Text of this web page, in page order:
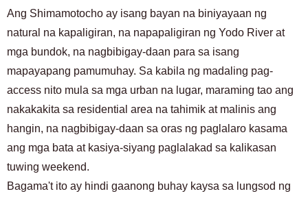
Ang Shimamotocho ay isang bayan na biniyayaan ng
natural na kapaligiran, na napapaligiran ng Yodo River at
mga bundok, na nagbibigay-daan para sa isang
mapayapang pamumuhay. Sa kabila ng madaling pag-
access nito mula sa mga urban na lugar, maraming tao ang
nakakakita sa residential area na tahimik at malinis ang
hangin, na nagbibigay-daan sa oras ng paglalaro kasama
ang mga bata at kasiya-siyang paglalakad sa kalikasan
tuwing weekend.
Bagama't ito ay hindi gaanong buhay kaysa sa lungsod ng